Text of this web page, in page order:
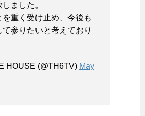
ました。
を重く受け止め、今後も
参りたいと考えており
HOUSE (@TH6TV) May